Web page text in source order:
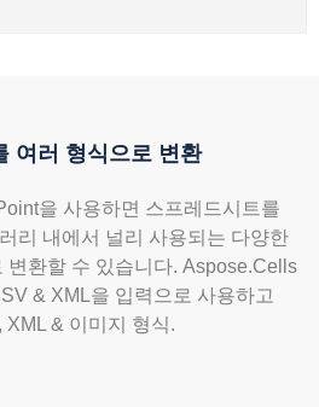
여러 형식으로 변환
을 사용하면 스프레드시트를
리 내에서 널리 사용되는 다양한
변환할 수 있습니다. Aspose.Cells
& XML을 입력으로 사용하고
XML & 이미지 형식.